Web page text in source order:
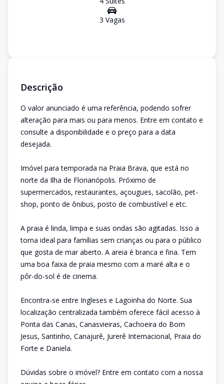
3 Vagas
Descrição
O valor anunciado é uma referência, podendo sofrer
alteração para mais ou para menos. Entre em contato e
consulte a disponibilidade e o preço para a data
desejada.
Imóvel para temporada na Praia Brava, que está no
norte da Ilha de Florianópolis. Próximo de
supermercados, restaurantes, açougues, sacolão, pet-
shop, ponto de ônibus, posto de combustível e etc.
A praia é linda, limpa e suas ondas são agitadas. Isso a
torna ideal para famílias sem crianças ou para o público
que gosta de mar aberto. A areia é branca e fina. Tem
uma boa faixa de praia mesmo com a maré alta e o
pôr-do-sol é de cinema.
Encontra-se entre Ingleses e Lagoinha do Norte. Sua
localização centralizada também oferece fácil acesso à
Ponta das Canas, Canasvieiras, Cachoeira do Bom
Jesus, Santinho, Canajurê, Jurerê Internacional, Praia do
Forte e Daniela.
Dúvidas sobre o imóvel? Entre em contato com a nossa